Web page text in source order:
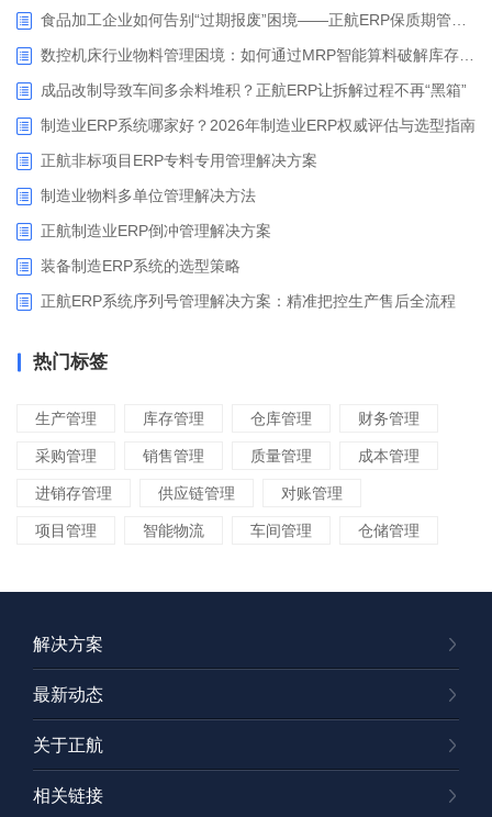
成品改制导致车间多余料堆积？正航ERP让拆解过程不再“黑箱”
制造业ERP系统哪家好？2026年制造业ERP权威评估与选型指南
正航非标项目ERP专料专用管理解决方案
制造业物料多单位管理解决方法
正航制造业ERP倒冲管理解决方案
装备制造ERP系统的选型策略
正航ERP系统序列号管理解决方案：精准把控生产售后全流程
热门标签
生产管理 库存管理 仓库管理 财务管理
采购管理 销售管理 质量管理 成本管理
进销存管理 供应链管理 对账管理
项目管理 智能物流 车间管理 仓储管理
解决方案
最新动态
关于正航
相关链接